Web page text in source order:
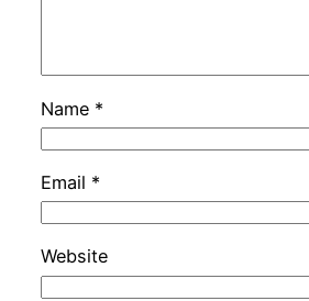
Name *
Email *
Website